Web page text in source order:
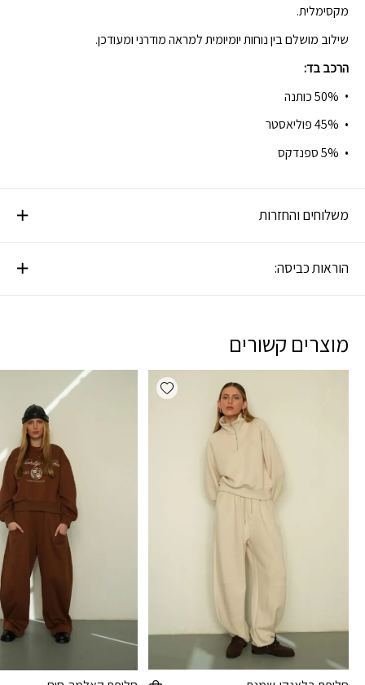
מקסימלית.
שילוב מושלם בין נוחות יומיומית למראה מודרני ומעודכן.
הרכב בד:
50% כותנה
45% פוליאסטר
5% ספנדקס
משלוחים והחזרות
הוראות כביסה:
מוצרים קשורים
Add wishlist